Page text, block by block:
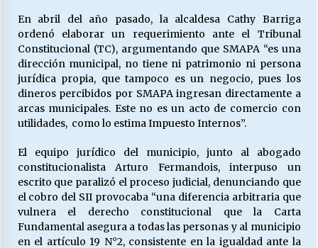
cuestión social hoy”.
16/05/2026
S.O.S. a los ricos, Save Our Souls (Salvar
Nuestras Almas)
30/04/2026
¿Asesores con doble sueldo?
18/04/2026
Chile y sus segmentos de la riqueza
06/04/2026
En abril del año pasado, la alcaldesa Cathy Barriga
ordenó elaborar un requerimiento ante el Tribunal
Constitucional (TC), argumentando que SMAPA “es una
dirección municipal, no tiene ni patrimonio ni persona
jurídica propia, que tampoco es un negocio, pues los
dineros percibidos por SMAPA ingresan directamente a
arcas municipales. Este no es un acto de comercio con
utilidades, como lo estima Impuesto Internos”.
El equipo jurídico del municipio, junto al abogado
constitucionalista Arturo Fermandois, interpuso un
escrito que paralizó el proceso judicial, denunciando que
el cobro del SII provocaba “una diferencia arbitraria que
vulnera el derecho constitucional que la Carta
Fundamental asegura a todas las personas y al municipio
en el artículo 19 N°2, consistente en la igualdad ante la